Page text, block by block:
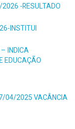
-RESULTADO
INSTITUI
INDICA
EDUCAÇÃO
04/2025 VACÂNCIA